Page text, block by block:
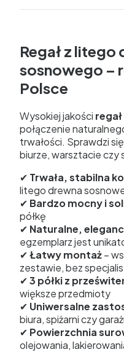
Regał z litego
sosnowego –
Polsce
Wysokiej jakości
połączenie
trwałości. Sprawdzi
biurze, warsztacie czy
✔ Trwała, stabilna
litego drewna
✔ Bardzo mocny i
półkę
✔ Naturalne,
egzemplarz jest
✔Łatwy montaż–
zestawie, bez
✔3 półki z
większe przedmioty
✔ Uniwersalne
biura, spiżarni czy
✔ Powierzchnia
olejowania,